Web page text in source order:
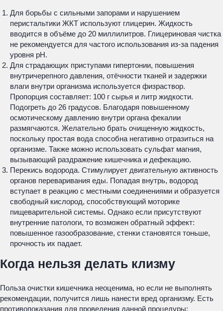
Для борьбы с сильными запорами и нарушением
перистальтики ЖКТ используют глицерин. Жидкость
вводится в объёме до 20 миллилитров. Глицериновая чистка
не рекомендуется для частого использования из-за падения
уровня рН.
Для страдающих приступами гипертонии, повышения
внутричерепного давления, отёчности тканей и задержки
влаги внутри организма используется физраствор.
Пропорция составляет: 100 г сырья и литр жидкости.
Подогреть до 26 градусов. Благодаря повышенному
осмотическому давлению внутри органа фекалии
размягчаются. Желательно брать очищенную жидкость,
поскольку простая вода способна негативно отразиться на
организме. Также можно использовать сульфат магния,
вызывающий раздражение кишечника и дефекацию.
Перекись водорода. Стимулирует двигательную активность
органов переваривания еды. Попадая внутрь, водород
вступает в реакцию с местными соединениями и образуется
свободный кислород, способствующий моторике
пищеварительной системы. Однако если присутствуют
внутренние патологи, то возможен обратный эффект:
повышенное газообразование, стенки становятся тоньше,
прочность их падает.
Когда нельзя делать клизму
Польза очистки кишечника неоценима, но если не выполнять
рекомендации, получится лишь нанести вред организму. Есть
противопоказания для проведения данной процедуры: